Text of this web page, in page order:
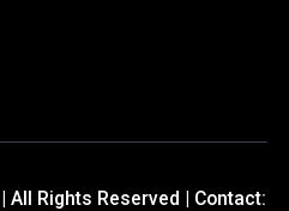
All Rights Reserved | Contact: